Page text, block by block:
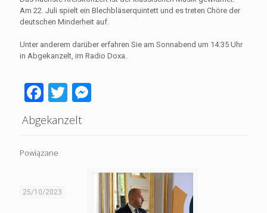
Am 22. Juli spielt ein Blechbläserquintett und es treten Chöre der
deutschen Minderheit auf.
Unter anderem darüber erfahren Sie am Sonnabend um 14:35 Uhr
in Abgekanzelt, im Radio Doxa.
Facebook
Twitter
Abgekanzelt
Powiązane
25/10/2023